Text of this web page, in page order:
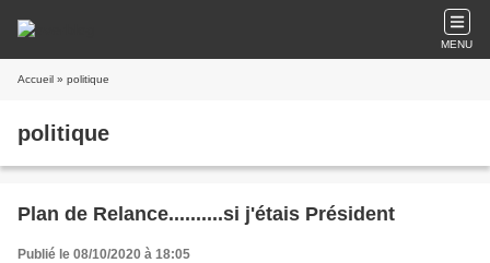
MENU
Accueil » politique
politique
Plan de Relance..........si j'étais Président
Publié le 08/10/2020 à 18:05